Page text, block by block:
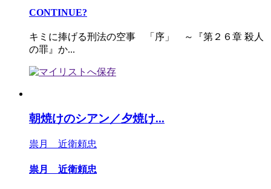
CONTINUE?
キミに捧げる刑法の空事 「序」 ～『第２６章 殺人
の罪』か...
朝焼けのシアン／夕焼け...
祟月 近衛頼忠
祟月 近衛頼忠